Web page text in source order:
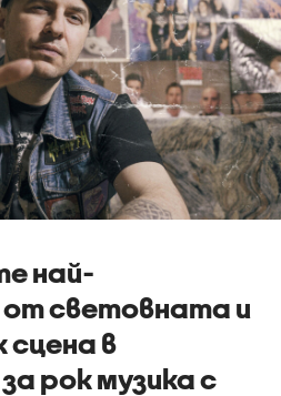
най-
световната и
сцена в
рок музика с